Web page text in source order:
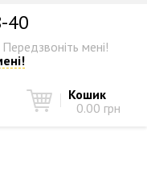
40
Передзвоніть мені!
Кошик
0.00 грн